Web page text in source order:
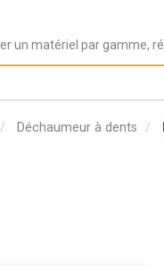
Déchaumeur à dents